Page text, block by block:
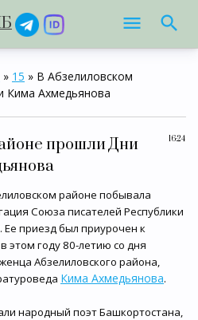
» 15 » В Абзелиловском
Кима Ахмедьянова
16:24
прошли Дни
районе побывала
Союза писателей Республики
Ее приезд был приурочен к
этом году 80-летию со дня
Абзелиловского района,
Кима Ахмедьянова.
народный поэт Башкортостана,